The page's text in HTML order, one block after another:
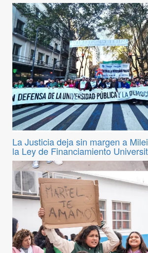
La Justicia deja sin margen a
la Ley de Financiamiento